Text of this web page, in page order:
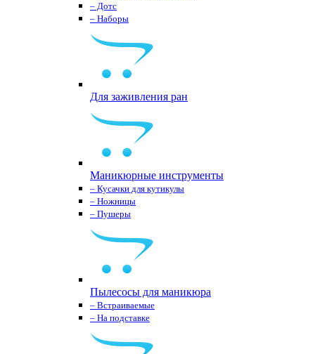
– Дотс
– Наборы
Для заживления ран
Маникюрные инструменты
– Кусачки для кутикулы
– Ножницы
– Пушеры
Пылесосы для маникюра
– Встраиваемые
– На подставке